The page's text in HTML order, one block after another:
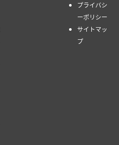
プライバシ
ーポリシー
サイトマッ
プ